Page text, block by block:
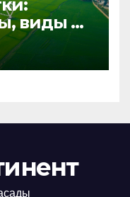
виды и